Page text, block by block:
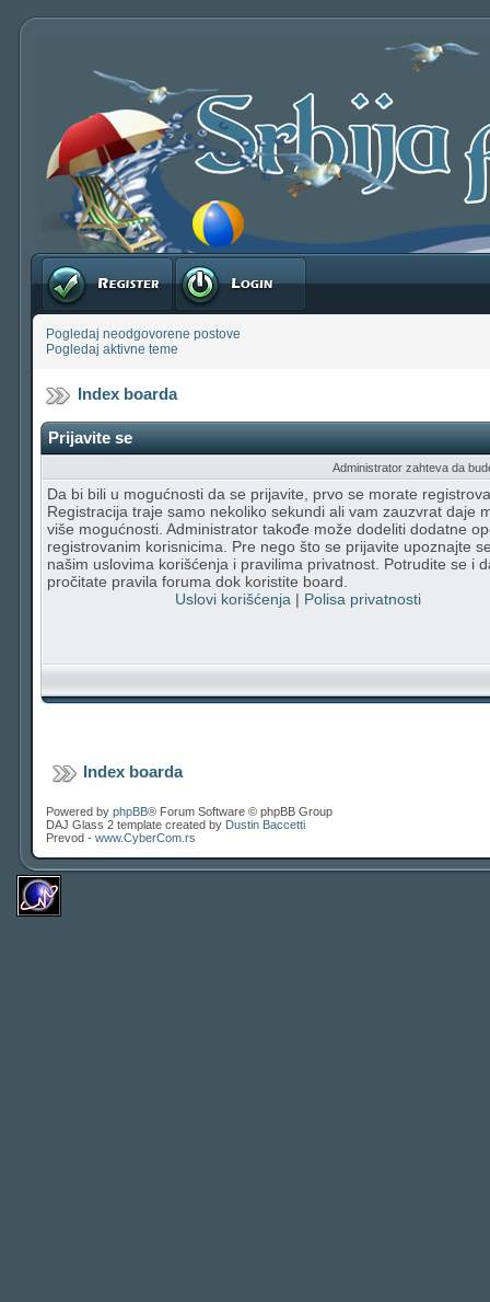
Registruj se Prijavite se
Pogledaj neodgovorene postove
Pogledaj aktivne teme
Index boarda
Prijavite se
Administrator zahteva da
Da bi bili u mogućnosti da se prijavite, prvo se morate
Registracija traje samo nekoliko sekundi ali vam zauzvrat daje
više mogućnosti. Administrator takođe može dodeliti dodatne
registrovanim korisnicima. Pre nego što se prijavite upoznajte
našim uslovima korišćenja i pravilima privatnost. Potrudite se i
pročitate pravila foruma dok koristite board.
Uslovi korišćenja | Polisa privatnosti
Index boarda
Powered by phpBB® Forum Software © phpBB Group
DAJ Glass 2 template created by Dustin Baccetti
Prevod - www.CyberCom.rs